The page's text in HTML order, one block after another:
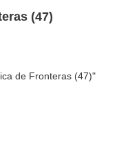
(47)